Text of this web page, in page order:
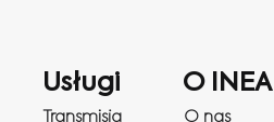
Usługi
Transmisja
O INEA
O nas